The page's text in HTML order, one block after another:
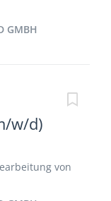
GMBH
w/d)
von